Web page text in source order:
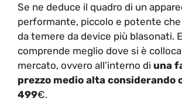
Se ne deduce il quadro di un
performante, piccolo e potente che
da temere da device più blasonati.
comprende meglio dove si è
mercato, ovvero all’interno di una
prezzo medio alta considerando
499€.